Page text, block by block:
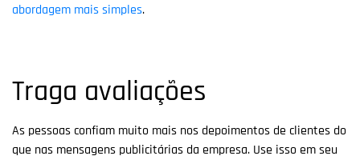
abordagem mais simples.
Traga avaliações
As pessoas confiam muito mais nos depoimentos de clientes do
que nas mensagens publicitárias da empresa. Use isso em seu